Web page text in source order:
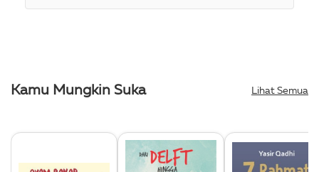
Kamu Mungkin Suka Lihat Semua